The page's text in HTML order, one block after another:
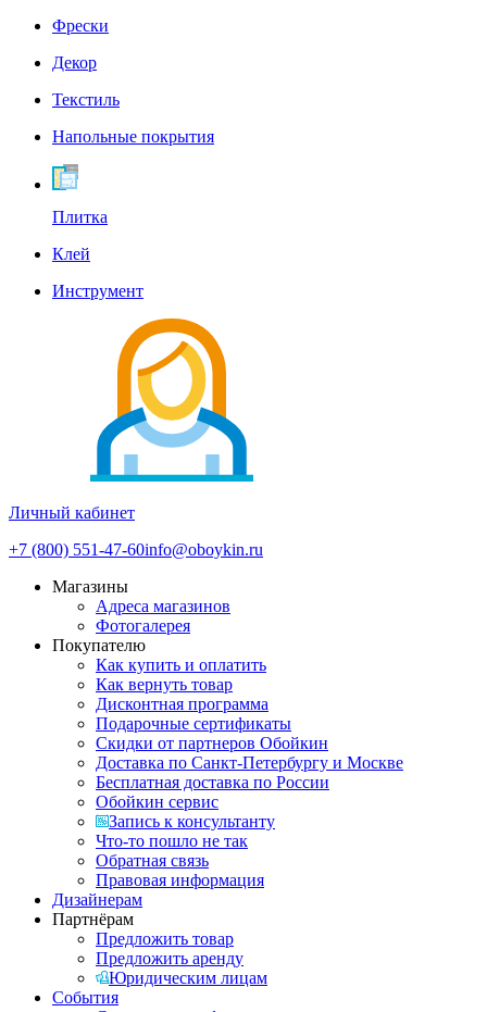
Фрески
Декор
Текстиль
Напольные покрытия
Плитка
Клей
Инструмент
Личный кабинет
+7 (800) 551-47-60info@oboykin.ru
Магазины
Адреса магазинов
Фотогалерея
Покупателю
Как купить и оплатить
Как вернуть товар
Дисконтная программа
Подарочные сертификаты
Скидки от партнеров Обойкин
Доставка по Санкт-Петербургу и Москве
Бесплатная доставка по России
Обойкин сервис
Запись к консультанту
Что-то пошло не так
Обратная связь
Правовая информация
Дизайнерам
Партнёрам
Предложить товар
Предложить аренду
Юридическим лицам
События